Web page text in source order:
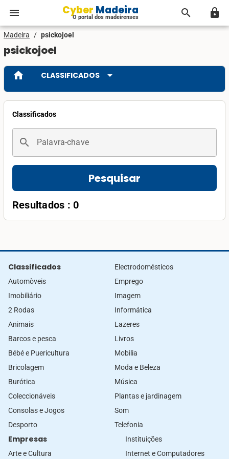
menu Cyber Madeira
O portal dos madeirenses search lock
Madeira / psickojoel
psickojoel
home CLASSIFICADOS arrow_drop_down
Classificados
search Palavra-chave
Pesquisar
Resultados : 0
Classificados
Automòveis
Imobiliário
2 Rodas
Animais
Barcos e pesca
Bébé e Puericultura
Bricolagem
Burótica
Coleccionáveis
Consolas e Jogos
Desporto
Electrodomésticos
Emprego
Imagem
Informática
Lazeres
Livros
Mobilia
Moda e Beleza
Música
Plantas e jardinagem
Som
Telefonia
Empresas
Arte e Cultura
Instituições
Internet e Computadores